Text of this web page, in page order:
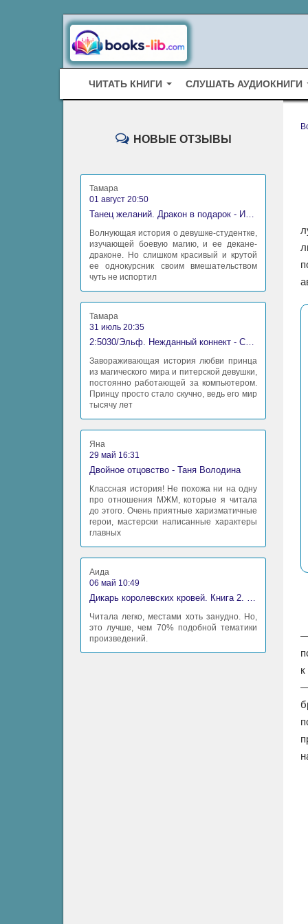
ЧИТАТЬ КНИГИ СЛУШАТЬ АУДИОКНИГИ
НОВЫЕ ОТЗЫВЫ
Тамара
01 август 20:50
Танец желаний. Дракон в подарок - Ирина Алексеева
Волнующая история о девушке-студентке,
изучающей боевую магию, и ее декане-
драконе. Но слишком красивый и крутой
ее однокурсник своим вмешательством
чуть не испортил
Тамара
31 июль 20:35
2:5030/Эльф. Нежданный коннект - Станислав Миков
Завораживающая история любви принца
из магического мира и питерской девушки,
постоянно работающей за компьютером.
Принцу просто стало скучно, ведь его мир
тысячу лет
Яна
29 май 16:31
Двойное отцовство - Таня Володина
Классная история! Не похожа ни на одну
про отношения МЖМ, которые я читала
до этого. Очень приятные харизматичные
герои, мастерски написанные характеры
главных
Аида
06 май 10:49
Дикарь королевских кровей. Книга 2. Леди-фаворитка - Анна Сергеевна Гаврилова
Читала легко, местами хоть занудно. Но,
это лучше, чем 70% подобной тематики
произведений.